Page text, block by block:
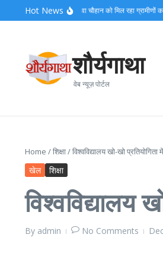
Skip to content
Hot News
ग्रामीण में युवा नेता शिवा चौहान को मिल रहा ग्रामीणों का
शौर्यगाथा
वेब न्यूज़ पोर्टल
Home /शिक्षा/विश्वविद्यालय खो-खो
खेल शिक्षा
By admin No Comments